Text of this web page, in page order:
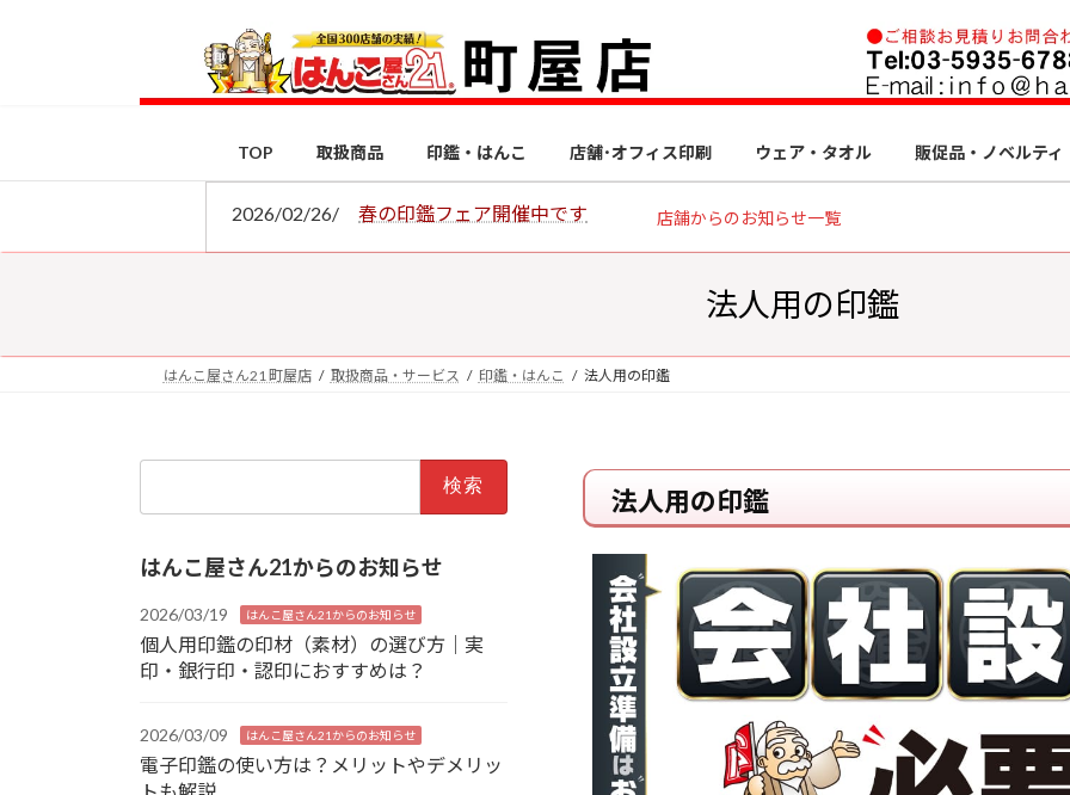
ス
ン
TOP 取扱商品 印鑑・はんこ 店舗･オフィス印刷 ウェア・タオル 販促品・ノベルティ
2026/02/26/ 春の印鑑フェア開催中です 店舗からのお知らせ一覧
法人用の印鑑
はんこ屋さん21 町屋店 取扱商品・サービス 印鑑・はんこ 法人用の印鑑
法人用の印鑑
はんこ屋さん21からのお知らせ
2026/03/19 はんこ屋さん21からのお知らせ
個人用印鑑の印材（素材）の選び方｜実
印・銀行印・認印におすすめは？
2026/03/09 はんこ屋さん21からのお知らせ
電子印鑑の使い方は？メリットやデメリッ
トも解説